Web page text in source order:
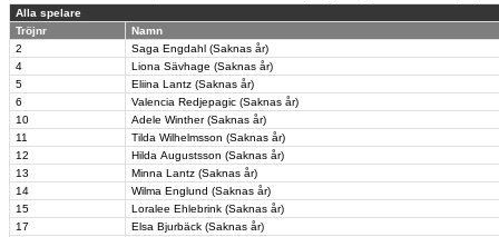
Alla spelare
Tröjnr
Namn
2
Saga Engdahl (Saknas år)
4
Liona Sävhage (Saknas år)
5
Eliina Lantz (Saknas år)
6
Valencia Redjepagic (Saknas år)
10
Adele Winther (Saknas år)
11
Tilda Wilhelmsson (Saknas år)
12
Hilda Augustsson (Saknas år)
13
Minna Lantz (Saknas år)
14
Wilma Englund (Saknas år)
15
Loralee Ehlebrink (Saknas år)
17
Elsa Bjurbäck (Saknas år)